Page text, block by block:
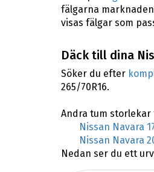
fälgarna
visas fälgar som
Däck till dina
Söker du efter
265/70R16.
Andra tum storlekar
Nissan Navara
Nissan Navara
Nedan ser du ett